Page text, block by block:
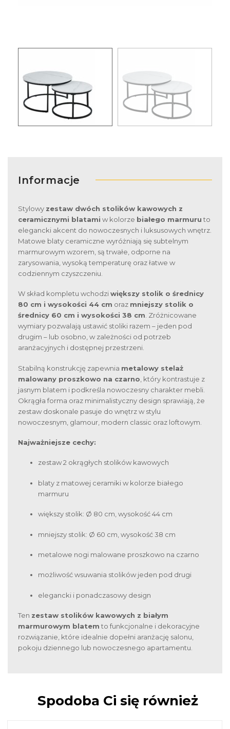
Informacje
Stylowy zestaw dwóch stolików kawowych z
ceramicznymi blatami w kolorze białego marmuru to
elegancki akcent do nowoczesnych i luksusowych wnętrz.
Matowe blaty ceramiczne wyróżniają się subtelnym
marmurowym wzorem, są trwałe, odporne na
zarysowania, wysoką temperaturę oraz łatwe w
codziennym czyszczeniu.
W skład kompletu wchodziwiększy stolik o średnicy
80 cm i wysokości 44 cm oraz mniejszy stolik o
średnicy 60 cm i wysokości 38 cm. Zróżnicowane
wymiary pozwalają ustawić stoliki razem – jeden pod
drugim – lub osobno, w zależności od potrzeb
aranżacyjnych i dostępnej przestrzeni.
Stabilną konstrukcję zapewnia metalowy stelaż
malowany proszkowo na czarno , który kontrastuje z
jasnym blatem i podkreśla nowoczesny charakter mebli.
Okrągła forma oraz minimalistyczny design sprawiają, że
zestaw doskonale pasuje do wnętrz w stylu
nowoczesnym, glamour, modern classic oraz loftowym.
Najważniejsze cechy:
zestaw 2 okrągłych stolików kawowych
blaty z matowej ceramiki w kolorze białego
marmuru
większy stolik: Ø 80 cm, wysokość 44 cm
mniejszy stolik: Ø 60 cm, wysokość 38 cm
metalowe nogi malowane proszkowo na czarno
możliwość wsuwania stolików jeden pod drugi
elegancki i ponadczasowy design
Ten zestaw stolików kawowych z białym
marmurowym blatem to funkcjonalne i dekoracyjne
rozwiązanie, które idealnie dopełni aranżację salonu,
pokoju dziennego lub nowoczesnego apartamentu.
Spodoba Ci się również